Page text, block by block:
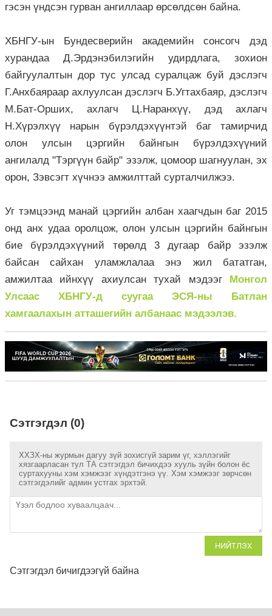
гэсэн үндсэн гурван ангиллаар өрсөлдсөн байна.
ХБНГУ-ын Бундесверийн академийн сонсогч дэд
хурандаа Д.Эрдэнэбилэгийн удирдлага, зохион
байгуулалтын дор тус улсад суралцаж буй дэслэгч
Г.Анхбаяраар ахлуулсан дэслэгч Б.Угтахбаяр, дэслэгч
М.Бат-Орших, ахлагч Ц.Наранхүү, дэд ахлагч
Н.Хүрэлхүү нарын бүрэлдэхүүнтэй баг тамирчид
олон улсын цэргийн байнгын бүрэлдэхүүний
ангилалд "Тэргүүн байр" эзэлж, цомоор шагнуулан, эх
орон, Зэвсэгт хүчнээ амжилттай сурталчилжээ.
Уг тэмцээнд манай цэргийн албан хаагчдын баг 2015
онд анх удаа оролцож, олон улсын цэргийн байнгын
бие бүрэлдэхүүний төрөлд 3 дугаар байр эзэлж
байсан сайхан уламжлалаа энэ жил бататган,
амжилтаа ийнхүү ахиулсан тухай мэдээг Монгол
Улсаас ХБНГУ-д суугаа ЭСЯ-ны Батлан
хамгаалахын атташегийн албанаас мэдээлэв.
Сэтгэгдэл (0)
ХХЗХ-ны журмын дагуу зүй зохисгүй зарим үг, хэллэгийг
хязгаарласан тул ТА сэтгэгдэл бичихдээ хууль зүйн болон ёс
суртахууны хэм хэмжээг хүндэтгэнэ үү. Хэм хэмжээг зөрчсөн
сэтгэгдэлийг админ устгах эрхтэй.
НИЙТЛЭХ
Сэтгэгдэл бичигдээгүй байна